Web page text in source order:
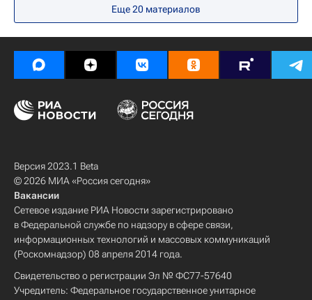
X5 Retail Group
Россия
Российские инновации
Технологическое лидерство
Еще20 материалов
Версия 2023.1 Beta
© 2026 МИА «Россия сегодня»
Вакансии
Сетевое издание РИА Новости зарегистрировано
в Федеральной службе по надзору в сфере связи,
информационных технологий и массовых коммуникаций
(Роскомнадзор) 08 апреля 2014 года.
Свидетельство о регистрации Эл № ФС77-57640
Учредитель: Федеральное государственное унитарное